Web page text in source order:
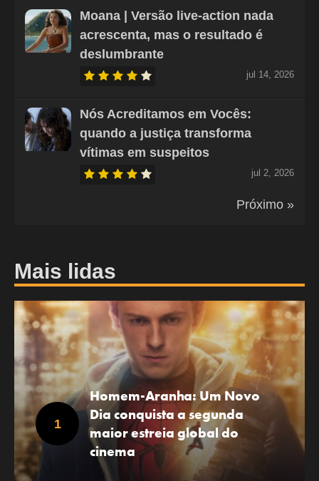
Moana | Versão live-action nada
acrescenta, mas o resultado é
deslumbrante
jul 14, 2026
Nós Acreditamos em Vocês:
quando a justiça transforma
vítimas em suspeitos
jul 2, 2026
Próximo »
Mais lidas
Homem-Aranha: Um Novo
Dia conquista a segunda
maior estreia global do
cinema